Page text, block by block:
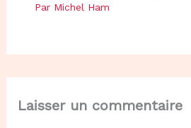
Par Michel Ham
Laisser un commentaire